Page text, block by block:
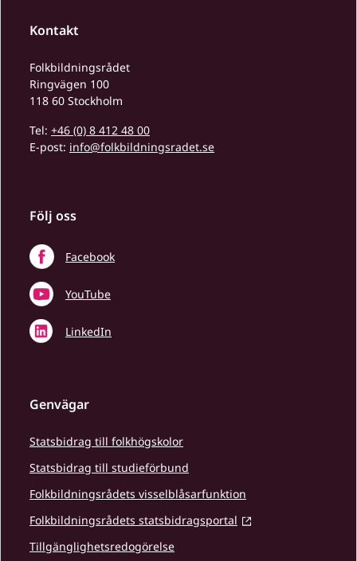
Kontakt
Folkbildningsrådet
Ringvägen 100
118 60 Stockholm
Tel: +46 (0) 8 412 48 00
E-post: info@folkbildningsradet.se
Följ oss
Facebook
YouTube
LinkedIn
Genvägar
Statsbidrag till folkhögskolor
Statsbidrag till studieförbund
Folkbildningsrådets visselblåsarfunktion
Folkbildningsrådets statsbidragsportal
Tillgänglighetsredogörelse